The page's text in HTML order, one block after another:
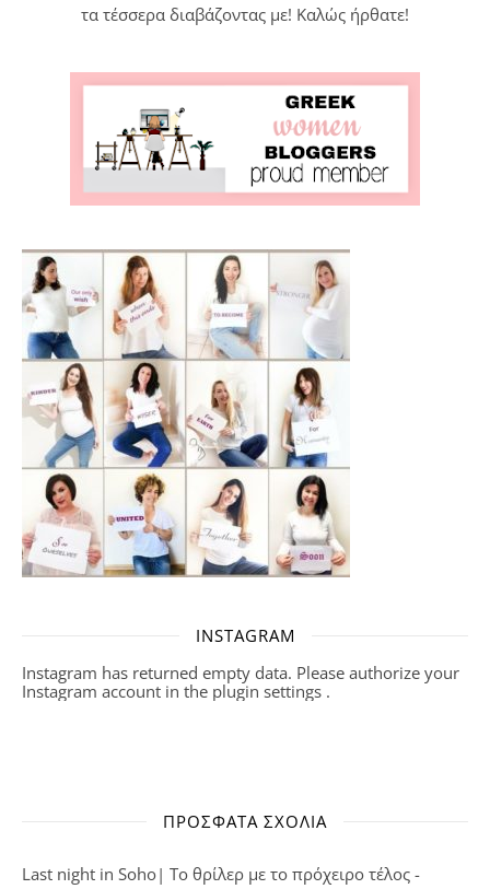
τα τέσσερα διαβάζοντας με! Καλώς ήρθατε!
INSTAGRAM
Instagram has returned empty data. Please authorize your
Instagram account in the plugin settings .
ΠΡΌΣΦΑΤΑ ΣΧΌΛΙΑ
Last night in Soho| Το θρίλερ με το πρόχειρο τέλος -